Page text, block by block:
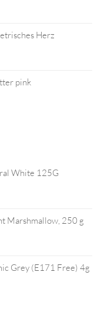
Herz
pink
White 125G
Marshmallow, 250 g
Grey (E171 Free) 4g